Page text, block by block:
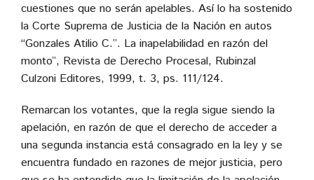
cuestiones que no serán apelables. Así lo ha sostenido
la Corte Suprema de Justicia de la Nación en autos
“Gonzales Atilio C.”. La inapelabilidad en razón del
monto”, Revista de Derecho Procesal, Rubinzal
Culzoni Editores, 1999, t. 3, ps. 111/124.
Remarcan los votantes, que la regla sigue siendo la
apelación, en razón de que el derecho de acceder a
una segunda instancia está consagrado en la ley y se
encuentra fundado en razones de mejor justicia, pero